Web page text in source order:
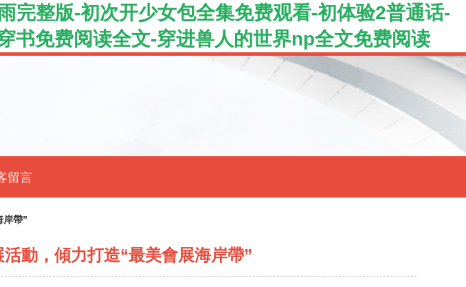
完整版-初次开少女包全集免费观看-初体验2普通话-
书免费阅读全文-穿进兽人的世界np全文免费阅读
留言
岸帶”
動，傾力打造“最美會展海岸帶”